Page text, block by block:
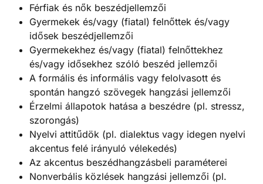
Férfiak és nők beszédjellemzői
Gyermekek és/vagy (fiatal) felnőttek és/vagy
idősek beszédjellemzői
Gyermekekhez és/vagy (fiatal) felnőttekhez
és/vagy idősekhez szóló beszéd jellemzői
A formális és informális vagy felolvasott és
spontán hangzó szövegek hangzási jellemzői
Érzelmi állapotok hatása a beszédre (pl. stressz,
szorongás)
Nyelvi attitűdök (pl. dialektus vagy idegen nyelvi
akcentus felé irányuló vélekedés)
Az akcentus beszédhangzásbeli paraméterei
Nonverbális közlések hangzási jellemzői (pl.